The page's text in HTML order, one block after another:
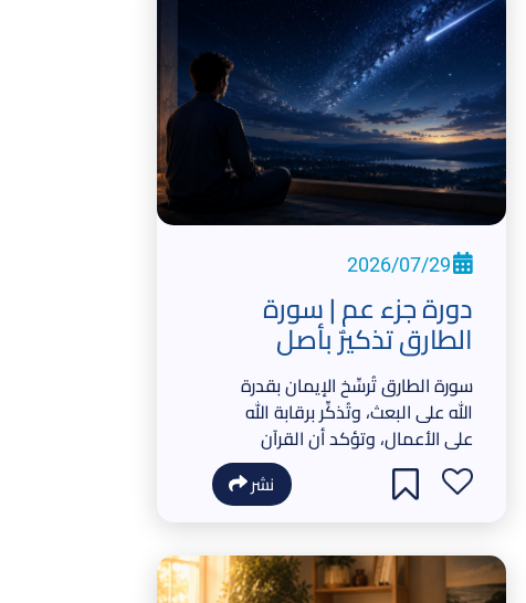
2026/07/29
دورة جزء عم | سورة
الطارق تذكيرٌ بأصل
الإنسان ويقينُ البعث
سورة الطارق تُرسِّخ الإيمان بقدرة
الله على البعث، وتُذكِّر برقابة الله
على الأعمال، وتؤكد أن القرآن
هو الحق الفاصل بين الحق
والباطل.
نشر